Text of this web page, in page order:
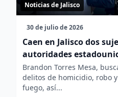
Noticias de Jalisco
30 de julio de 2026
Caen en Jalisco dos
autoridades
Brandon Torres Mesa,
delitos de homicidio, robo
fuego, así...